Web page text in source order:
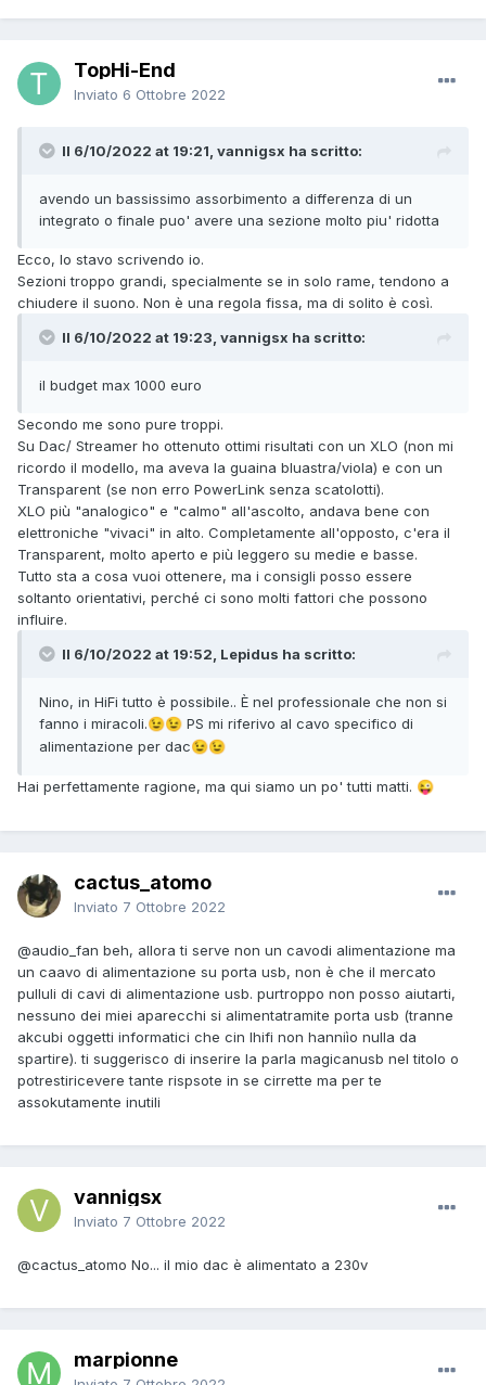
TopHi-End
Inviato 6 Ottobre 2022
Il 6/10/2022 at 19:21, vannigsx ha scritto:
avendo un bassissimo assorbimento a differenza di un
integrato o finale puo' avere una sezione molto piu' ridotta
Ecco, lo stavo scrivendo io.
Sezioni troppo grandi, specialmente se in solo rame, tendono a
chiudere il suono. Non è una regola fissa, ma di solito è così.
Il 6/10/2022 at 19:23, vannigsx ha scritto:
il budget max 1000 euro
Secondo me sono pure troppi.
Su Dac/ Streamer ho ottenuto ottimi risultati con un XLO (non mi
ricordo il modello, ma aveva la guaina bluastra/viola) e con un
Transparent (se non erro PowerLink senza scatolotti).
XLO più "analogico" e "calmo" all'ascolto, andava bene con
elettroniche "vivaci" in alto. Completamente all'opposto, c'era il
Transparent, molto aperto e più leggero su medie e basse.
Tutto sta a cosa vuoi ottenere, ma i consigli posso essere
soltanto orientativi, perché ci sono molti fattori che possono
influire.
Il 6/10/2022 at 19:52, Lepidus ha scritto:
Nino, in HiFi tutto è possibile.. È nel professionale che non si
fanno i miracoli.😉😉 PS mi riferivo al cavo specifico di
alimentazione per dac😉😉
Hai perfettamente ragione, ma qui siamo un po' tutti matti. 😜
cactus_atomo
Inviato 7 Ottobre 2022
@audio_fan beh, allora ti serve non un cavodi alimentazione ma
un caavo di alimentazione su porta usb, non è che il mercato
pulluli di cavi di alimentazione usb. purtroppo non posso aiutarti,
nessuno dei miei aparecchi si alimentatramite porta usb (tranne
akcubi oggetti informatici che cin lhifi non hanniìo nulla da
spartire). ti suggerisco di inserire la parla magicanusb nel titolo o
potrestiricevere tante rispsote in se cirrette ma per te
assokutamente inutili
vannigsx
Inviato 7 Ottobre 2022
@cactus_atomo No... il mio dac è alimentato a 230v
marpionne